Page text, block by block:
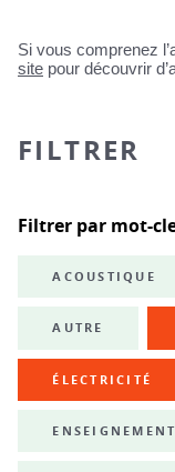
Si vous comprenez
site pour découvrir
FILTRER
Filtrer par mot-
ACOUSTIQUE
AUTRE
ÉLECTRICITÉ
ENSEIGNEMENT